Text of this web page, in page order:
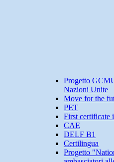
Progetto
Nazioni Unite
Move for the
PET
First certificate
CAE
DELF B1
Certilingua
Progetto